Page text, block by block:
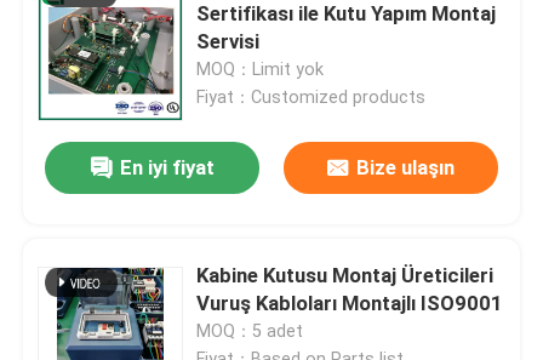
Bize ulaşın
Haberler
Tüm servis talepleri
Teklif isteği
EMS PCBA'sı
Sertifikası ile Kutu Yapım Montaj
Servisi
MOQ：Limit yok
Fiyat：Customized products
En iyi fiyat Bize ulaşın
Kabine Kutusu Montaj Üreticileri
Vuruş Kabloları Montajlı ISO9001
MOQ：5 adet